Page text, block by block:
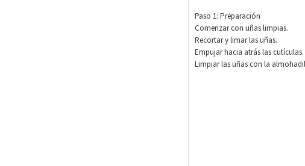
Paso 1: Preparación
Comenzar con uñas limpias.
Recortar y limar las uñas.
Empujar hacia atrás las cutículas.
Limpiar las uñas con la